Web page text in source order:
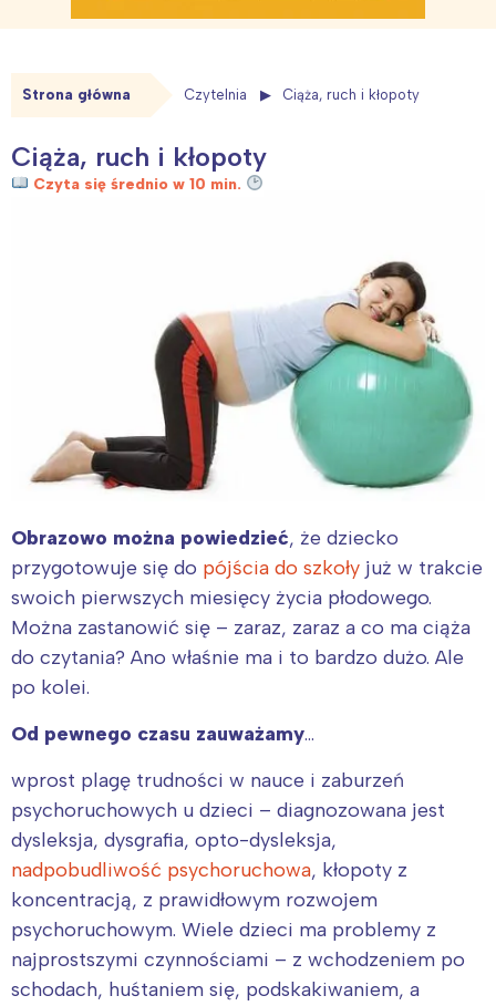
Strona główna Czytelnia Ciąża, ruch i kłopoty
Ciąża, ruch i kłopoty
Czyta się średnio w 10 min.
Obrazowo można powiedzieć, że dziecko
przygotowuje się do pójścia do szkoły już w trakcie
swoich pierwszych miesięcy życia płodowego.
Można zastanowić się – zaraz, zaraz a co ma ciąża
do czytania? Ano właśnie ma i to bardzo dużo. Ale
po kolei.
Od pewnego czasu zauważamy…
wprost plagę trudności w nauce i zaburzeń
psychoruchowych u dzieci – diagnozowana jest
dysleksja, dysgrafia, opto-dysleksja,
nadpobudliwość psychoruchowa, kłopoty z
koncentracją, z prawidłowym rozwojem
psychoruchowym. Wiele dzieci ma problemy z
najprostszymi czynnościami – z wchodzeniem po
schodach, huśtaniem się, podskakiwaniem, a